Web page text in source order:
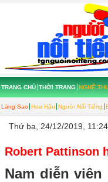
TRANG CHỦ THỜI TRANG NGHỆ
Làng Sao Hoa Hậu Người Nổi Tiếng
Thứ ba, 24/12/2019,
Robert Pattinson
Nam diễn